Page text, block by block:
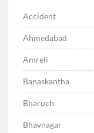
Accident
Ahmedabad
Amreli
Banaskantha
Bharuch
Bhavnagar